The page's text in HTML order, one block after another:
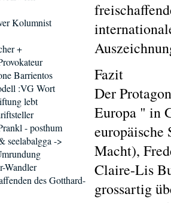
Fazit
Der
Europa " in
Macht),
Claire-Lis
grossartig
Kolumnist
+
Barrientos
:VG Wort
lebt
- posthum
seelabalgga ->
Wandler
des Gotthard-